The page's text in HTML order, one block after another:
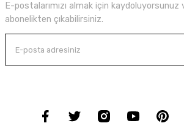
E-postalarımızı almak için
abonelikten çıkabilirsiniz.